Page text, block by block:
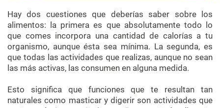
Hay dos cuestiones que deberías saber sobre los
alimentos: la primera es que absolutamente todo lo
que comes incorpora una cantidad de calorías a tu
organismo, aunque ésta sea mínima. La segunda, es
que todas las actividades que realizas, aunque no sean
las más activas, las consumen en alguna medida.
Esto significa que funciones que te resultan tan
naturales como masticar y digerir son actividades que